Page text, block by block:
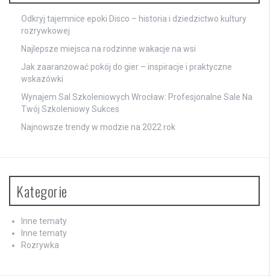
Odkryj tajemnice epoki Disco – historia i dziedzictwo kultury
rozrywkowej
Najlepsze miejsca na rodzinne wakacje na wsi
Jak zaaranżować pokój do gier – inspiracje i praktyczne
wskazówki
Wynajem Sal Szkoleniowych Wrocław: Profesjonalne Sale Na
Twój Szkoleniowy Sukces
Najnowsze trendy w modzie na 2022 rok
Kategorie
Inne tematy
Inne tematy
Rozrywka